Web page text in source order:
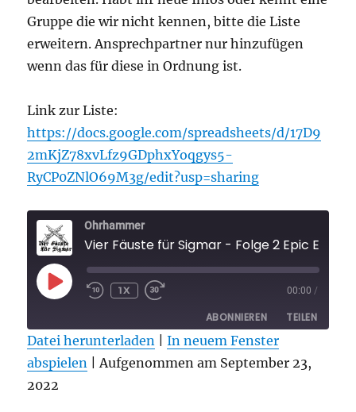
Gruppe die wir nicht kennen, bitte die Liste
erweitern. Ansprechpartner nur hinzufügen
wenn das für diese in Ordnung ist.
Link zur Liste:
https://docs.google.com/spreadsheets/d/17D9
2mKjZ78xvLfz9GDphxYoqgys5-
RyCP0ZNlO69M3g/edit?usp=sharing
Ohrhammer
PLAY
EPISODE
1X 00:00 /
ABONNIEREN TEILEN
RSS FEED
TEILEN
LINK
Datei herunterladen |In neuem Fenster
abspielen |Aufgenommen am September 23,
2022